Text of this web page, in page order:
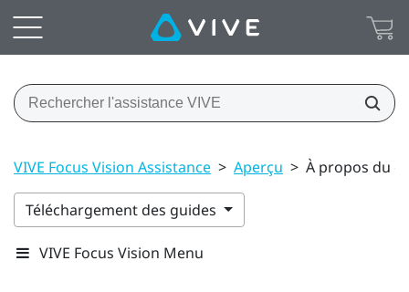
VIVE Focus Vision Assistance > Aperçu > À propos du
Téléchargement des guides
VIVE Focus Vision Menu